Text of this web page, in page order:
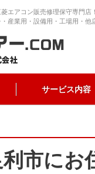
エアコン販売修理保守専門店！
産業用・設備用・工場用・他
サービス内容
利市にお